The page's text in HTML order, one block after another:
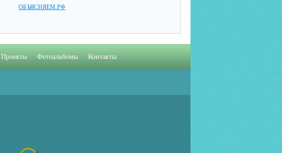
ОБЪЯСНЯЕМ.РФ
Проекты Фотоальбомы Контакты